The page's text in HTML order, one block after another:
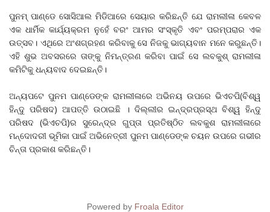
ପୁନମ୍ ପାଣ୍ଡେ ସୋସିଆଲ ମିଡିଆରେ ସେୟାର କରିଛନ୍ତି ଯେ ରାମଲୀଳା କେବଳ
ଏକ ଧାର୍ମିକ କାର୍ଯ୍ୟକ୍ରମ ନୁହେଁ ବରଂ ଆମର ସଂସ୍କୃତି ଏବଂ ପରମ୍ପରାର ଏକ
ଉତ୍ସବ। ଏଥିରେ ଅଂଶଗ୍ରହଣ କରିବାକୁ ସେ ନିଜକୁ ଭାଗ୍ୟବାନ ମନେ କରୁଛନ୍ତି।
ଏହି ଶୁଭ ଅବସରରେ ତାଙ୍କୁ ନିମନ୍ତ୍ରଣ କରିବା ପାଇଁ ସେ ଲବକୁଶ୍ ରାମଲୀଳା
କମିଟିକୁ ଧନ୍ୟବାଦ ଦେଇଛନ୍ତି।
ଅନ୍ୟପଟେ ପୁନମ ପାଣ୍ଡେଙ୍କ ରାମଲୀଳାରେ ଅଭିନୟ ଉପରେ ଭିଏଚପି(ବିଶ୍ୱ
ହିନ୍ଦୁ ପରିଷଦ) ଆପତ୍ତି ଉଠାଇଛି । ଦିଲ୍ଲୀର ଇନ୍ଦ୍ରପ୍ରସ୍ଥ ବିଶ୍ୱ ହିନ୍ଦୁ
ପରିଷଦ (ଭିଏଚପି)ର ସୁରେନ୍ଦ୍ର ଗୁପ୍ତା ପ୍ରତିଷ୍ଠିତ ଲବକୁଶ ରାମଲୀଳାରେ
ମନ୍ଦୋଦରୀ ଭୂମିକା ପାଇଁ ଅଭିନେତ୍ରୀ ପୁନମ ପାଣ୍ଡେଙ୍କ ଚୟନ ଉପରେ ଗଭୀର
ଚିନ୍ତା ପ୍ରକାଶ କରିଛନ୍ତି।
Powered by Froala Editor